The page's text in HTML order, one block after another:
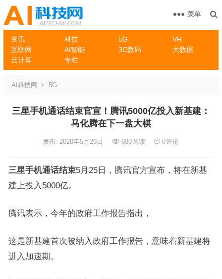
资讯 科技 5G
VR
互联网
AI智能 3C数码
大数据
云计算
专栏
菜单
AI科技网 5G
三星手机通话结束官宣！腾讯5000亿投入新基建：
马化腾在下一盘大棋
发布: 2020年5月26日 680阅读 0评论
三星手机通话结束5月25日，腾讯官方宣布，将在新基
建上投入5000亿。
腾讯表示，今年的政府工作报告指出，
这是新基建首次被纳入政府工作报告，意味着新基建将
进入加速期。